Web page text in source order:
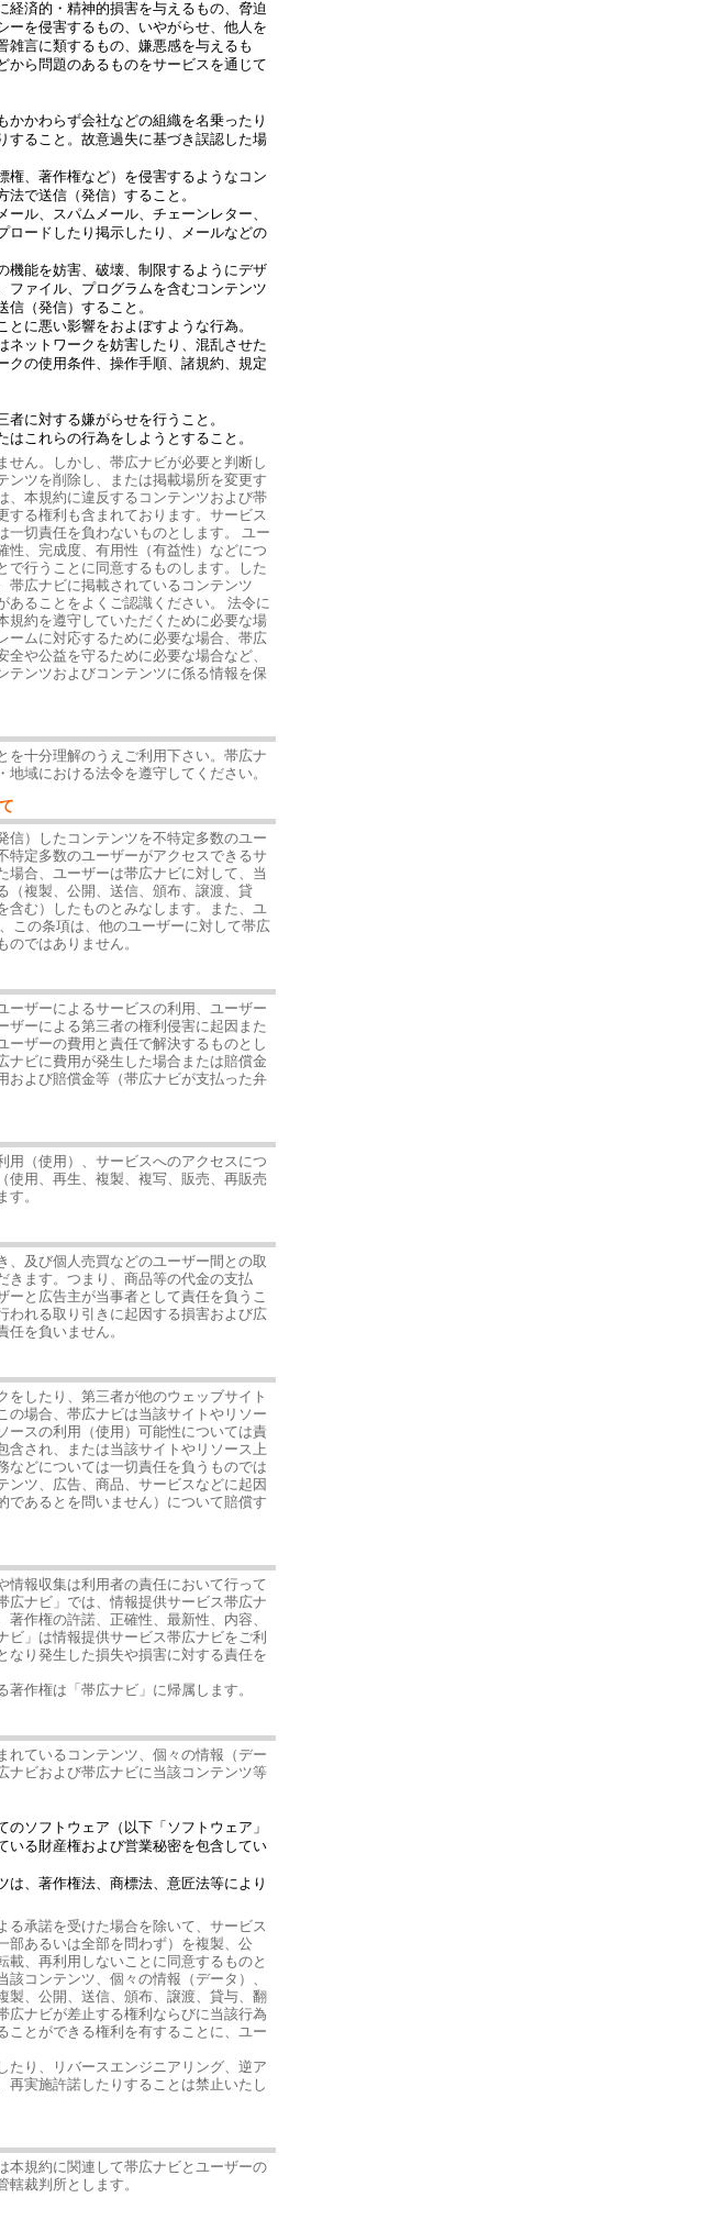
経済的・精神的損害を与えるもの、脅迫
ーを侵害するもの、いやがらせ、他人を
雑言に類するもの、嫌悪感を与えるも
から問題のあるものをサービスを通じて
かかわらず会社などの組織を名乗ったり
すること。故意過失に基づき誤認した場
権、著作権など）を侵害するようなコン
で送信（発信）すること。
ル、スパムメール、チェーンレター、
ロードしたり掲示したり、メールなどの
機能を妨害、破壊、制限するようにデザ
ファイル、プログラムを含むコンテンツ
（発信）すること。
に悪い影響をおよぼすような行為。
ネットワークを妨害したり、混乱させた
クの使用条件、操作手順、諸規約、規定
に対する嫌がらせを行うこと。
これらの行為をしようとすること。
ん。しかし、帯広ナビが必要と判断し
ンツを削除し、または掲載場所を変更す
、本規約に違反するコンテンツおよび帯
する権利も含まれております。サービス
一切責任を負わないものとします。 ユー
性、完成度、有用性（有益性）などにつ
で行うことに同意するものします。した
帯広ナビに掲載されているコンテンツ
あることをよくご認識ください。 法令に
規約を遵守していただくために必要な場
ームに対応するために必要な場合、帯広
や公益を守るために必要な場合など、
テンツおよびコンテンツに係る情報を保
を十分理解のうえご利用下さい。帯広ナ
域における法令を遵守してください。
信）したコンテンツを不特定多数のユー
特定多数のユーザーがアクセスできるサ
場合、ユーザーは帯広ナビに対して、当
（複製、公開、送信、頒布、譲渡、貸
含む）したものとみなします。また、ユ
この条項は、他のユーザーに対して帯広
ではありません。
ーザーによるサービスの利用、ユーザー
ザーによる第三者の権利侵害に起因また
ーザーの費用と責任で解決するものとし
ナビに費用が発生した場合または賠償金
および賠償金等（帯広ナビが支払った弁
用（使用）、サービスへのアクセスにつ
使用、再生、複製、複写、販売、再販売
。
、及び個人売買などのユーザー間との取
きます。つまり、商品等の代金の支払
と広告主が当事者として責任を負うこ
われる取り引きに起因する損害および広
を負いません。
したり、第三者が他のウェッブサイト
の場合、帯広ナビは当該サイトやリソー
ースの利用（使用）可能性については責
含され、または当該サイトやリソース上
などについては一切責任を負うものでは
ツ、広告、商品、サービスなどに起因
であるとを問いません）について賠償す
情報収集は利用者の責任において行って
広ナビ」では、情報提供サービス帯広ナ
作権の許諾、正確性、最新性、内容、
」は情報提供サービス帯広ナビをご利
なり発生した損失や損害に対する責任を
作権は「帯広ナビ」に帰属します。
れているコンテンツ、個々の情報（デー
ナビおよび帯広ナビに当該コンテンツ等
ソフトウェア（以下「ソフトウェア」
いる財産権および営業秘密を包含してい
、著作権法、商標法、意匠法等により
承諾を受けた場合を除いて、サービス
部あるいは全部を問わず）を複製、公
、再利用しないことに同意するものと
コンテンツ、個々の情報（データ）、
製、公開、送信、頒布、譲渡、貸与、翻
広ナビが差止する権利ならびに当該行為
ことができる権利を有することに、ユー
たり、リバースエンジニアリング、逆ア
再実施許諾したりすることは禁止いたし
本規約に関連して帯広ナビとユーザーの
裁判所とします。